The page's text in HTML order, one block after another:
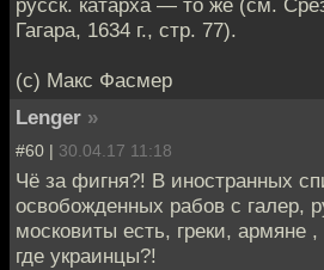
русск. катарха — то же (см.
Гагара, 1634 г., стр. 77).
(с) Макс Фасмер
Lenger »
#60 | 30.04.17 11:18
Чё за фигня?! В иностранных
освобожденных рабов с галер,
московиты есть, греки, армяне
где украинцы?!